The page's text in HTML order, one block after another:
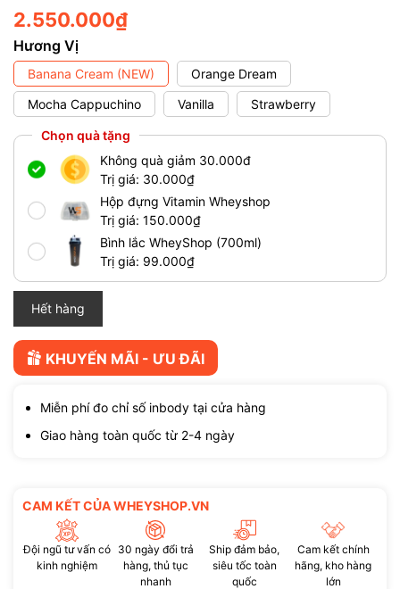
2.550.000₫
Hương Vị
Banana Cream (NEW)
Orange Dream
Mocha Cappuchino
Vanilla Strawberry
Chọn quà tặng
Không quà giảm 30.000đ
Trị giá: 30.000₫
Hộp đựng Vitamin Wheyshop
Trị giá: 150.000₫
Bình lắc WheyShop (700ml)
Trị giá: 99.000₫
Hết hàng
KHUYẾN MÃI - ƯU ĐÃI
Miễn phí đo chỉ số inbody tại cửa hàng
Giao hàng toàn quốc từ 2-4 ngày
CAM KẾT CỦA WHEYSHOP.VN
Đội ngũ tư vấn có
kinh nghiệm
30 ngày đổi trả
hàng, thủ tục
nhanh
Ship đảm bảo,
siêu tốc toàn
quốc
Cam kết chính
hãng, kho hàng
lớn